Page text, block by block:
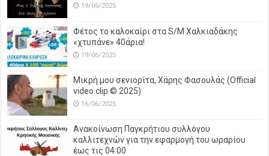
19/06/2025
Φέτος το καλοκαίρι στα S/M Χαλκιαδάκης
«χτυπάνε» 40άρια!
19/06/2025
Μικρή μου σενιορίτα, Χάρης Φασουλάς (Official
video clip © 2025)
16/06/2025
Ανακοίνωση Παγκρήτιου συλλόγου
καλλιτεχνών για την εφαρμογή του ωραρίου
έως τις 04:00